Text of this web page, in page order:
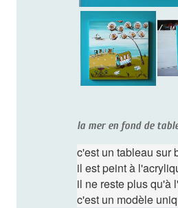
la mer en fond de
c'est un tableau sur
il est peint à
il ne reste plus qu'à
c'est un modèle